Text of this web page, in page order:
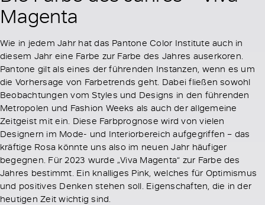
Magenta
Wie in jedem Jahr hat das Pantone Color Institute auch in
diesem Jahr eine Farbe zur Farbe des Jahres auserkoren.
Pantone gilt als eines der führenden Instanzen, wenn es um
die Vorhersage von Farbetrends geht. Dabei fließen sowohl
Beobachtungen vom Styles und Designs in den führenden
Metropolen und Fashion Weeks als auch der allgemeine
Zeitgeist mit ein. Diese Farbprognose wird von vielen
Designern im Mode- und Interiorbereich aufgegriffen – das
kräftige Rosa könnte uns also im neuen Jahr häufiger
begegnen. Für 2023 wurde „Viva Magenta“ zur Farbe des
Jahres bestimmt. Ein knalliges Pink, welches für Optimismus
und positives Denken stehen soll. Eigenschaften, die in der
heutigen Zeit wichtig sind.